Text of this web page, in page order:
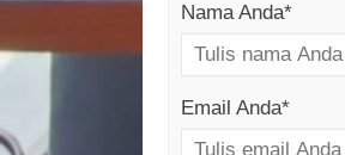
Nama Anda*
Email Anda*